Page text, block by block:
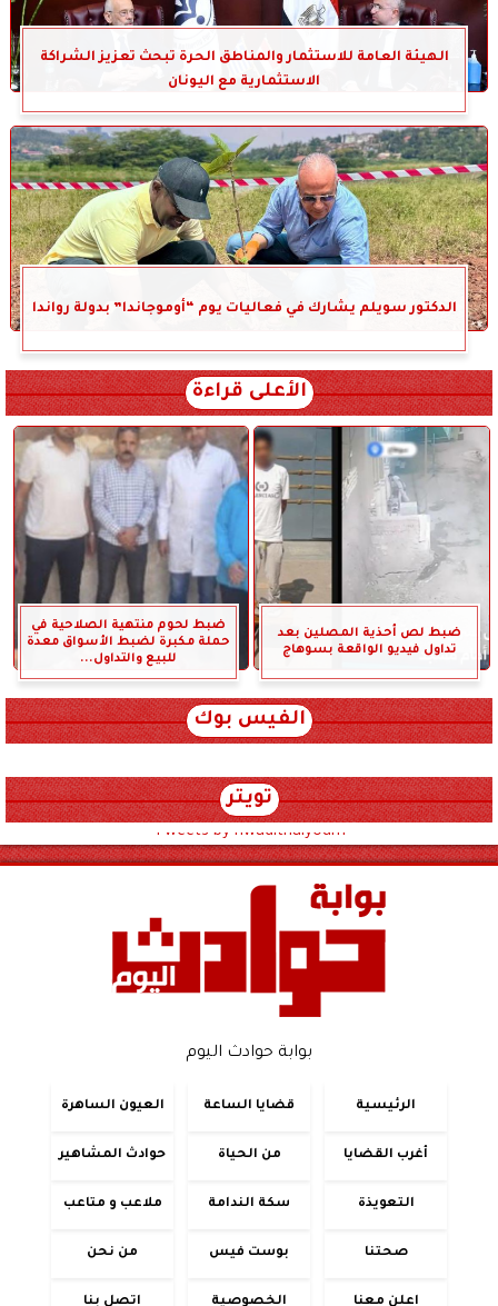
الهيئة العامة للاستثمار والمناطق الحرة تبحث تعزيز الشراكة
الاستثمارية مع اليونان
الدكتور سويلم يشارك في فعاليات يوم “أوموجاندا” بدولة رواندا
الأعلى قراءة
ضبط لص أحذية المصلين بعد
تداول فيديو الواقعة بسوهاج
ضبط لحوم منتهية الصلاحية في
حملة مكبرة لضبط الأسواق معدة
للبيع والتداول...
الفيس بوك
تويتر
Tweets by hwadithalyoum
بوابة حوادث اليوم
الرئيسية قضايا الساعة العيون الساهرة
أغرب القضايا من الحياة حوادث المشاهير
التعويذة سكة الندامة ملاعب و متاعب
صحتنا بوست فيس من نحن
اعلن معنا الخصوصية اتصل بنا